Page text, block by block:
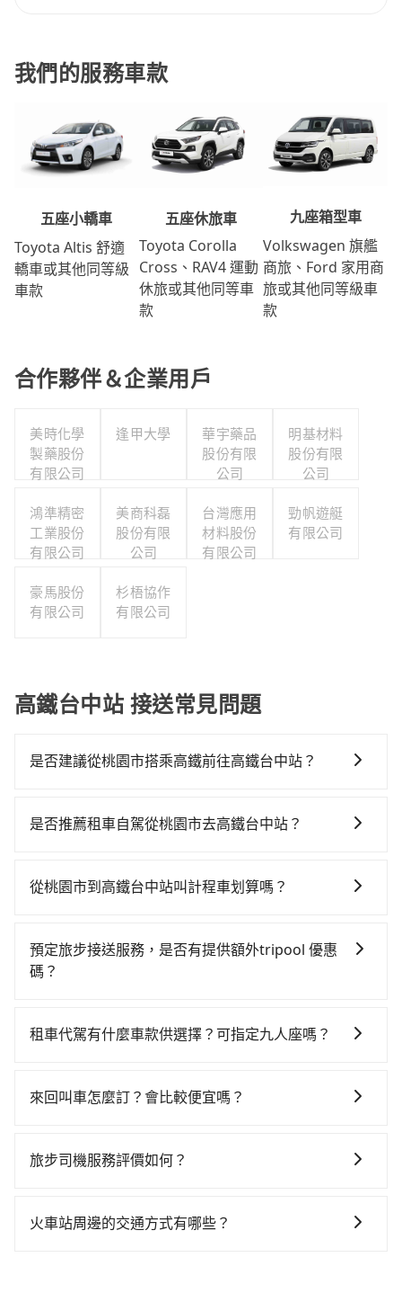
我們的服務車款
五座小轎車
Toyota Altis 舒適
轎車或其他同等級
車款
五座休旅車
Toyota Corolla
Cross、RAV4 運動
休旅或其他同等車
款
九座箱型車
Volkswagen 旗艦
商旅、Ford 家用商
旅或其他同等級車
款
合作夥伴＆企業用戶
美時化學
製藥股份
有限公司
逢甲大學
華宇藥品
股份有限
公司
明基材料
股份有限
公司
鴻準精密
工業股份
有限公司
美商科磊
股份有限
公司
台灣應用
材料股份
有限公司
勁帆遊艇
有限公司
豪馬股份
有限公司
杉梧協作
有限公司
高鐵台中站 接送常見問題
是否建議從桃園市搭乘高鐵前往高鐵台中站？
貴、轉車麻煩！從最早06:49一直到23:21，桃園-台中一
約20分鐘。抵達高鐵站後，步行進站、現場購票並於月
再用10分鐘出站。全程加上轉車時間共1小時23分鐘，
假設4位同行，高鐵加轉乘之平均每人花費為640元。但
可以比坐車快，但卻要額外支出約80元的交通費，所以
車共乘服務，最多可再節省50%的交通費用。
是否推薦租車自駕從桃園市去高鐵台中站？
時不需要閉目養神（因為要自己開車），最重要的是你
$115~205承租小轎車，每公里再額外加收$3.2，從桃園
市（大園區）到高鐵台中站的花費預估為
時40元路邊停車費用預估進去，但額外的汽車保險與可
差的車款，如果人數超過四位，更是沒有較大的七人座
凹的車門仍未被修理，每一次租車都好像在開樂透一
車位，對於急著用車或者要載其他乘客的人來說就有不
從桃園市到高鐵台中站叫計程車划算嗎？
灣大車隊、Uber、Line Taxi、Yoxi等，如果在路邊攔不
到車，也可考慮打電話至附近的計程車隊，如游輝益自
3,735~4,500元間，但如改預約tripool可省高達
預定旅步接送服務，是否有提供額外tripool 優惠
碼？
折優惠，只需在預定去程時勾選下方選項：「預定來
租車代駕有什麼車款供選擇？可指定九人座嗎？
型車為主，車款品牌以豐田Toyota、福特Ford、福斯
車，百分百無菸車，乘客均有最高500萬乘客險。如果有
來回叫車怎麼訂？會比較便宜嗎？
趟車的資訊，所以如果需要來回叫車，請分兩筆訂單預
不限單程或來回。
旅步司機服務評價如何？
機非常高的評價，認為他們非常專業且親切！讓他們的
火車站周邊的交通方式有哪些？